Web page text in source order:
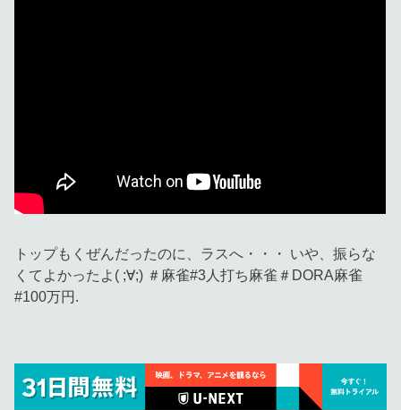
トップもくぜんだったのに、ラスへ・・・ いや、振らな
くてよかったよ( ;∀;) ＃麻雀#3人打ち麻雀＃DORA麻雀
#100万円.